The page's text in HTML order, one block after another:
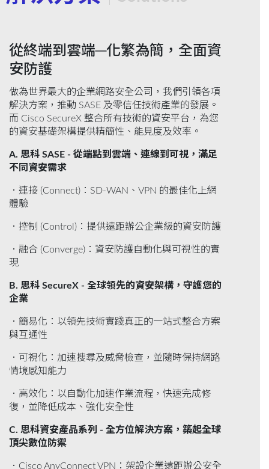
從終端到雲端─化繁為簡，全面資
安防護
做為世界最大的企業網路安全公司，我們引領各項
解決方案，推動 SASE 及零信任技術產業的發展。
而 Cisco SecureX 整合所有技術的資安平台，為您
的資安基礎架構提供精簡性、能見度及效率。
A. 思科 SASE - 從端點到雲端、連線到可視，滿足
不同資安需求
．連接 (Connect)：SD-WAN、VPN 的最佳化上網
體驗
．控制 (Control)：提供遠距辦公企業級的資安防護
．融合 (Converge)：資安防護自動化與可視性的實
現
B. 思科 SecureX - 全球領先的資安架構，守護您的
企業
．簡易化：以領先技術實踐真正的一站式整合方案
與互通性
．可視化：加速搜尋及威脅檢查，並隨時保持網路
情境感知能力
．高效化：以自動化加速作業流程，快速完成修
復，並降低成本、強化安全性
C. 思科資安產品系列 - 全方位解決方案，築起全球
頂尖數位防禦
．Cisco AnyConnect VPN：架設企業遠距辦公安全